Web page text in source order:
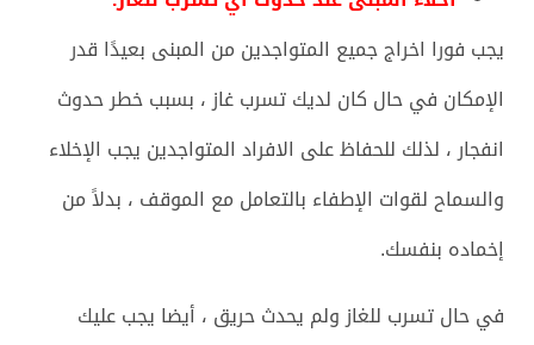
يجب فورا اخراج جميع المتواجدين من المبنى بعيدًا قدر
الإمكان في حال كان لديك تسرب غاز ، بسبب خطر حدوث
انفجار ، لذلك للحفاظ على الافراد المتواجدين يجب الإخلاء
والسماح لقوات الإطفاء بالتعامل مع الموقف ، بدلاً من
إخماده بنفسك.
في حال تسرب للغاز ولم يحدث حريق ، أيضا يجب عليك